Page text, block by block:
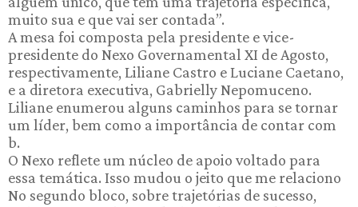
muito sua e que vai ser contada”.
A mesa foi composta pela presidente e vice-
presidente do Nexo Governamental XI de Agosto,
respectivamente, Liliane Castro e Luciane Caetano,
e a diretora executiva, Gabrielly Nepomuceno.
Liliane enumerou alguns caminhos para se tornar
um líder, bem como a importância de contar com
b.
O Nexo reflete um núcleo de apoio voltado para
essa temática. Isso mudou o jeito que me relaciono
No segundo bloco, sobre trajetórias de sucesso,